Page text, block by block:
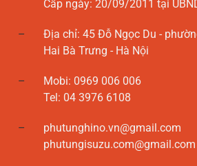
Cấp ngày: 20/09/2011 tại
Địa chỉ: 45 Đỗ Ngọc Du -
Hai Bà Trưng - Hà Nội
Mobi: 0969 006 006
Tel: 04 3976 6108
phutunghino.vn@gmail.com
phutungisuzu.com@gmail.com